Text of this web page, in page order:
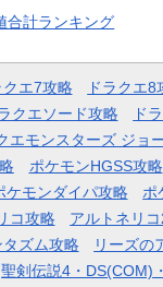
合計ランキング
クエ7攻略 ドラクエ8
クエソード攻略
ド
エモンスターズ ジョ
ポケモンHGSS攻略
ケモンダイパ攻略
ポ
コ攻略 アルトネリ
ズム攻略 リーズの
聖剣伝説4・DS(COM)